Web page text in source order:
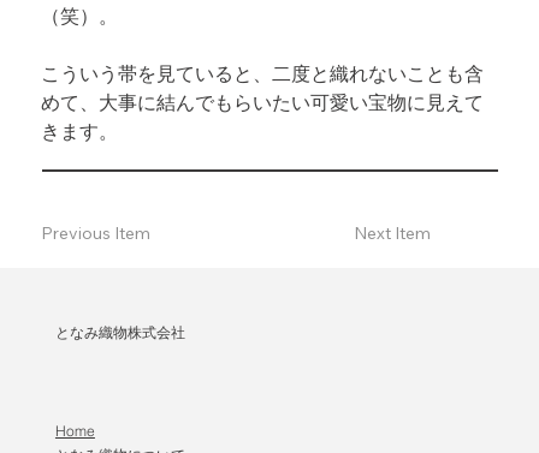
（笑）。
こういう帯を見ていると、二度と織れないことも含
めて、大事に結んでもらいたい可愛い宝物に見えて
きます。
Next Item
Previous Item
となみ織物株式会社
Home